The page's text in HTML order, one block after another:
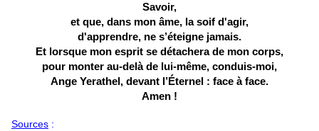
Savoir,
et que, dans mon âme, la soif d'agir,
d'apprendre, ne s’éteigne jamais.
Et lorsque mon esprit se détachera de mon corps,
pour monter au-delà de lui-même, conduis-moi,
Ange Yerathel, devant l’Éternel : face à face.
Amen !
Sources :